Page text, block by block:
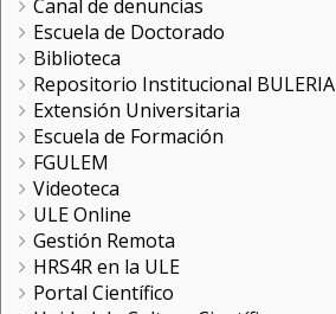
Canal de denuncias
Escuela de Doctorado
Biblioteca
Repositorio Institucional BULERIA
Extensión Universitaria
Escuela de Formación
FGULEM
Videoteca
ULE Online
Gestión Remota
HRS4R en la ULE
Portal Científico